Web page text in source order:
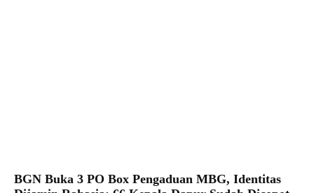
BGN Buka 3 PO Box Pengaduan MBG, Identitas